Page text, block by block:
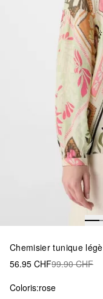
Chemisier tunique
56.95 CHF99.90 CHF
Coloris:rose